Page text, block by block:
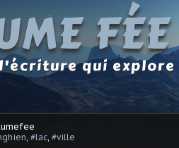
qui
#lac #ville